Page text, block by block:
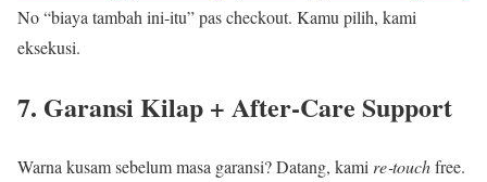
No “biaya tambah ini‑itu” pas checkout. Kamu pilih, kami
eksekusi.
7. Garansi Kilap + After‑Care Support
Warna kusam sebelum masa garansi? Datang, kami re‑touchfree.